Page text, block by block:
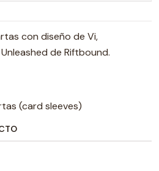
con diseño de Vi,
de Riftbound.
(card sleeves)